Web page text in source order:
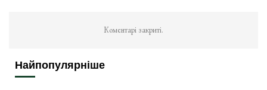
Коментарі закриті.
Найпопулярніше